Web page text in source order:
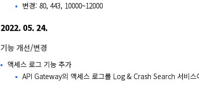
변경: 80, 443, 10000~12000
2022. 05. 24.
기능 개선/변경
액세스 로그 기능 추가
API Gateway의 액세스 로그를 Log & Crash Search 서비